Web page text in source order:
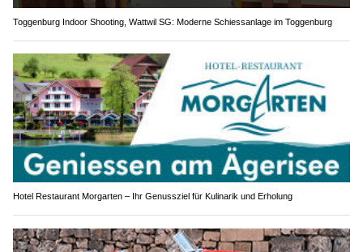
Toggenburg Indoor Shooting, Wattwil SG: Moderne Schiessanlage im Toggenburg
Hotel Restaurant Morgarten – Ihr Genussziel für Kulinarik und Erholung